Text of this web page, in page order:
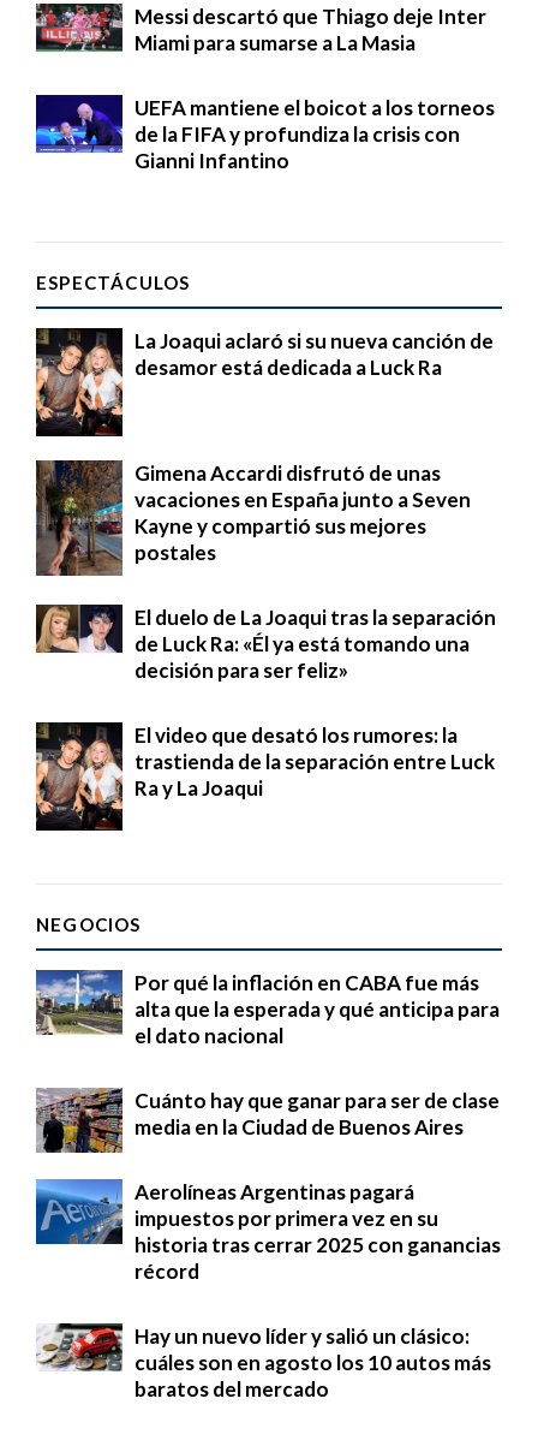
Messi descartó que Thiago deje Inter
Miami para sumarse a La Masia
UEFA mantiene el boicot a los torneos
de la FIFA y profundiza la crisis con
Gianni Infantino
ESPECTÁCULOS
La Joaqui aclaró si su nueva canción de
desamor está dedicada a Luck Ra
Gimena Accardi disfrutó de unas
vacaciones en España junto a Seven
Kayne y compartió sus mejores
postales
El duelo de La Joaqui tras la separación
de Luck Ra: «Él ya está tomando una
decisión para ser feliz»
El video que desató los rumores: la
trastienda de la separación entre Luck
Ra y La Joaqui
NEGOCIOS
Por qué la inflación en CABA fue más
alta que la esperada y qué anticipa para
el dato nacional
Cuánto hay que ganar para ser de clase
media en la Ciudad de Buenos Aires
Aerolíneas Argentinas pagará
impuestos por primera vez en su
historia tras cerrar 2025 con ganancias
récord
Hay un nuevo líder y salió un clásico:
cuáles son en agosto los 10 autos más
baratos del mercado